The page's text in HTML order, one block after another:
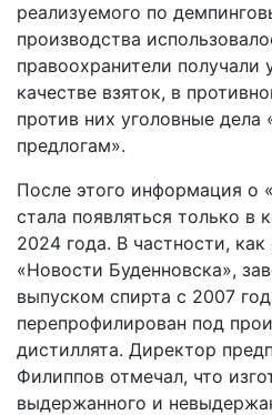
реализуемого по
производства
правоохранители
качестве взяток, в
против них уголовные
предлогам».
После этого информация о
стала появляться только в
2024 года. В частности,
«Новости Буденновска»,
выпуском спирта с 2007
перепрофилирован под
дистиллята. Директор
Филиппов отмечал, что
выдержанного и